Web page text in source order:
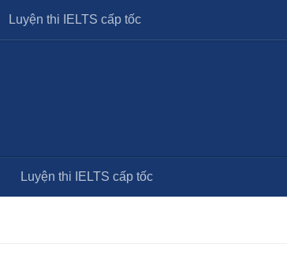
Luyện thi IELTS cấp tốc
Luyện thi IELTS cấp tốc